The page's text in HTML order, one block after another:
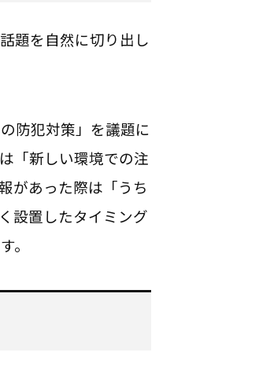
題を自然に切り出し
防犯対策」を議題に
「新しい環境での注
があった際は「うち
設置したタイミング
。